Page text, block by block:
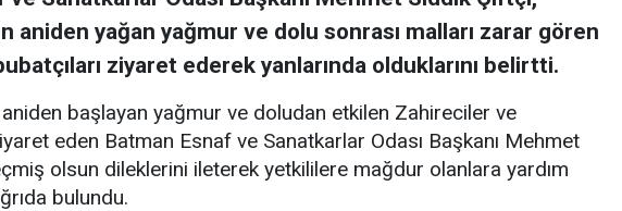
aniden yağan yağmur ve dolu sonrası malları zarar gören
ziyaret ederek yanlarında olduklarını belirtti.
başlayan yağmur ve doludan etkilen Zahireciler ve
eden Batman Esnaf ve Sanatkarlar Odası Başkanı Mehmet
olsun dileklerini ileterek yetkililere mağdur olanlara yardım
bulundu.